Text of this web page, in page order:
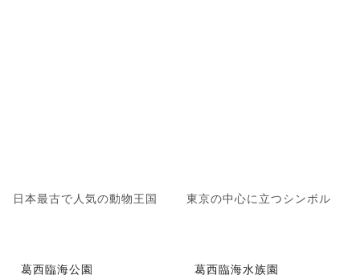
日本最古で人気の動物王国 東京の中心に立つシンボル
葛西臨海公園 葛西臨海水族園